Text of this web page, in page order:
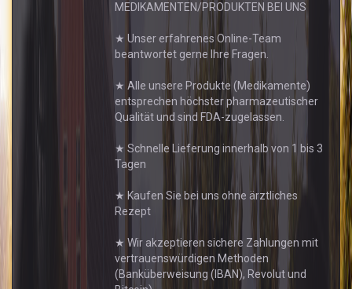
MEDIKAMENTEN/PRODUKTEN BEI UNS
★ Unser erfahrenes Online-Team
beantwortet gerne Ihre Fragen.
★ Alle unsere Produkte (Medikamente)
entsprechen höchster pharmazeutischer
Qualität und sind FDA-zugelassen.
★ Schnelle Lieferung innerhalb von 1 bis 3
Tagen
★ Kaufen Sie bei uns ohne ärztliches
Rezept
★ Wir akzeptieren sichere Zahlungen mit
vertrauenswürdigen Methoden
(Banküberweisung (IBAN), Revolut und